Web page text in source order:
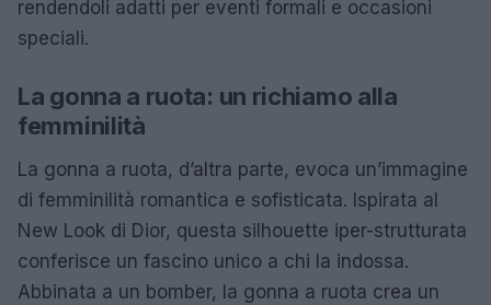
rendendoli adatti per eventi formali e occasioni
speciali.
La gonna a ruota: un richiamo alla
femminilità
La gonna a ruota, d’altra parte, evoca un’immagine
di femminilità romantica e sofisticata. Ispirata al
New Look di Dior, questa silhouette iper-strutturata
conferisce un fascino unico a chi la indossa.
Abbinata a un bomber, la gonna a ruota crea un